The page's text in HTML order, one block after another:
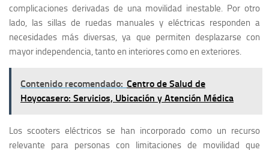
complicaciones derivadas de una movilidad inestable. Por otro
lado, las sillas de ruedas manuales y eléctricas responden a
necesidades más diversas, ya que permiten desplazarse con
mayor independencia, tanto en interiores como en exteriores.
Contenido recomendado: Centro de Salud de
Hoyocasero: Servicios, Ubicación y Atención Médica
Los scooters eléctricos se han incorporado como un recurso
relevante para personas con limitaciones de movilidad que